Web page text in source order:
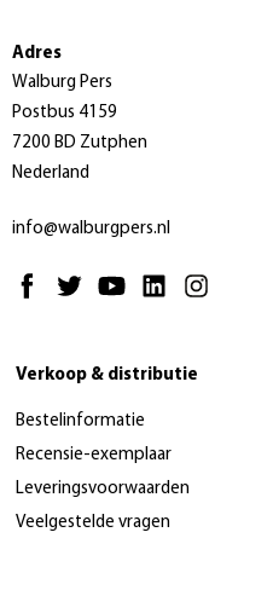
Adres
Walburg Pers
Postbus 4159
7200 BD Zutphen
Nederland
info@walburgpers.nl
Verkoop & distributie
Bestelinformatie
Recensie-exemplaar
Leveringsvoorwaarden
Veelgestelde vragen